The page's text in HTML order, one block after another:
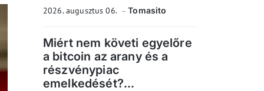
2026. augusztus 06. Tomasito
Miért nem követi egyelőre
a bitcoin az arany és a
részvénypiac
emelkedését?...